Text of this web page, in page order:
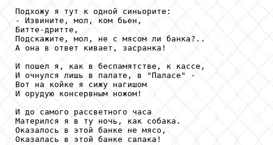
Подхожу я тут к одной синьорите:
- Извините, мол, ком бьен,
Битте-дритте,
Подскажите, мол, не с мясом ли банка?..
А она в ответ кивает, засранка!
И пошел я, как в беспамятстве, к кассе,
И очнулся лишь в палате, в "Паласе" -
Вот на койке я сижу нагишом
И орудую консервным ножом!
И до самого рассветного часа
Матерился я в ту ночь, как собака.
Оказалось в этой банке не мясо,
Оказалась в этой банке салака!